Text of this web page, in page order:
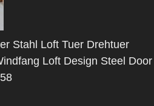
Stahl Loft Tuer Drehtuer
Loft Design Steel Door